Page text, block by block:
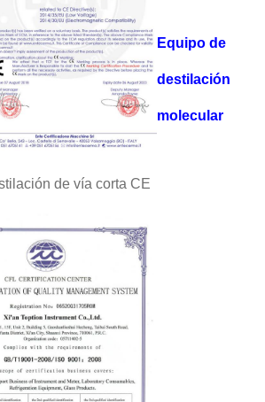
de vía corta CE
Equipo de
destilación
molecular